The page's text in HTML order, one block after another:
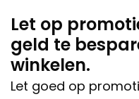
Let op
geld te
winkelen.
Let goed op